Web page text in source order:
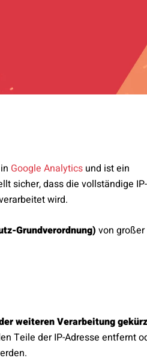
in Google Analytics und ist ein
sicher, dass die vollständige IP-
wird.
Grundverordnung) von großer
weiteren Verarbeitung
Teile der IP-Adresse entfernt